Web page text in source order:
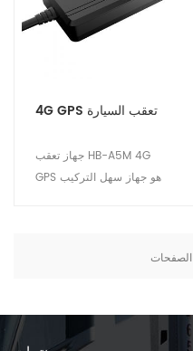
4G GPS تعقب السيارة
جهاز تعقب HB-A5M 4G
GPS هو جهاز سهل التركيب
مناسبة لمشاريع السياراتالصفحات